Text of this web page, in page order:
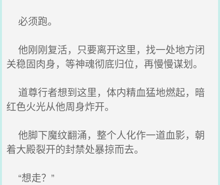
必须跑。
他刚刚复活，只要离开这里，找一处地方闭
关稳固肉身，等神魂彻底归位，再慢慢谋划。
道尊行者想到这里，体内精血猛地燃起，暗
红色火光从他周身炸开。
他脚下魔纹翻涌，整个人化作一道血影，朝
着大殿裂开的封禁处暴掠而去。
“想走？”